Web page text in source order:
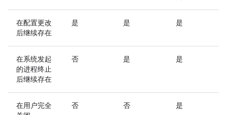
在配置更改
后继续存在
是 是 是
在系统发起
的进程终止
后继续存在
否 是 是
在用户完全
否 否 是